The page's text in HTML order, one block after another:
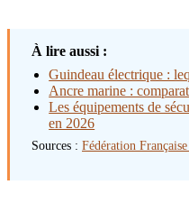
À lire aussi :
Guindeau électrique :
Ancre marine :
Les équipements de
en 2026
Sources : Fédération